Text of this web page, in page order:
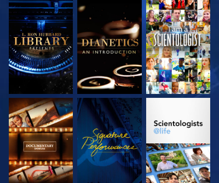
SERIE
ENTDECKEN
ENTDECKEN
ANSEHEN
SERIE
ENTDECKEN
ANSEHEN
SERIE